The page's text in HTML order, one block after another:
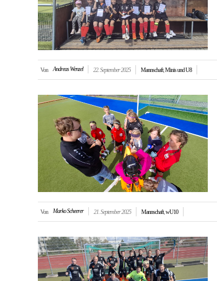
Von Andreas Wenzel 22. September 2025 Mannschaft,Minis und U8
Von Marko Scheerer 21. September 2025 Mannschaft,wU10